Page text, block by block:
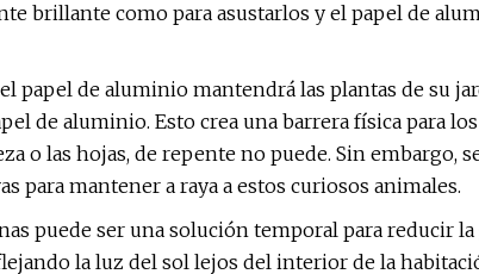
brillante como para asustarlos y el papel de
papel de aluminio mantendrá las plantas de su
de aluminio. Esto crea una barrera física para
o las hojas, de repente no puede. Sin embargo,
para mantener a raya a estos curiosos animales.
puede ser una solución temporal para reducir
la luz del sol lejos del interior de la